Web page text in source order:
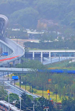
视频
现场
体育
VIP会员
财经